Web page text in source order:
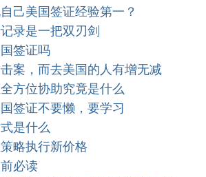
己美国签证经验第一？
录是一把双刃剑
签证吗
案，而去美国的人有增无减
方位协助究竟是什么
签证不要懒，要学习
是什么
略执行新价格
必读